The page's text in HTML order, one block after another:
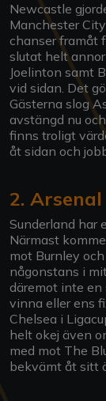
Newcastle
Manchester
chanser framåt
slutat helt
Joelinton samt
vid sidan. Det
Gästerna slog
avstängd nu
finns troligt
åt sidan och
2.
Sunderland har
Närmast
mot Burnley
någonstans i
däremot inte
vinna eller ens
Chelsea i
helt okej även
med mot The
bekvämt åt sitt